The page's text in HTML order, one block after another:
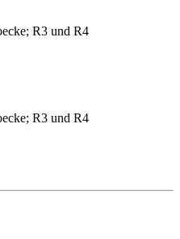
R3 und R4
R3 und R4